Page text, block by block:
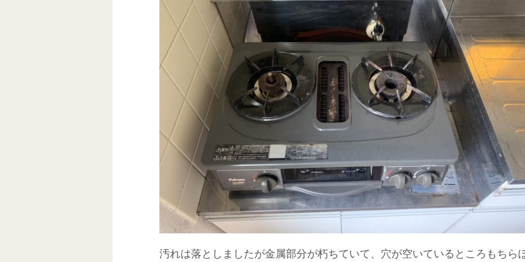
汚れは落としましたが金属部分が朽ちていて、穴が空いているところもちら